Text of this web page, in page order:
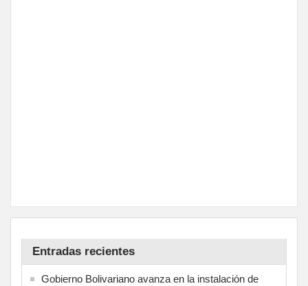
Entradas recientes
Gobierno Bolivariano avanza en la instalación de